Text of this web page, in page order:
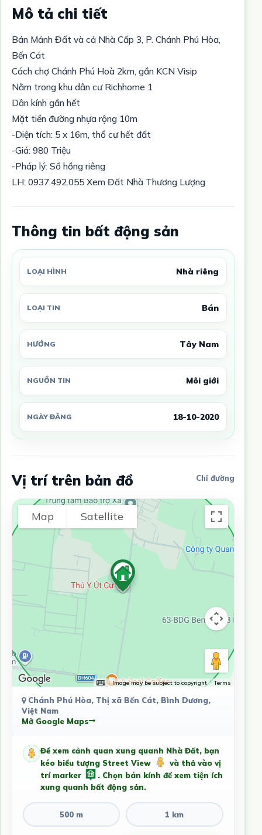
Mô tả chi tiết
Bán Mảnh Đất và cả Nhà Cấp 3, P. Chánh Phú Hòa,
Bến Cát
Cách chợ Chánh Phú Hoà 2km, gần KCN Visip
Nằm trong khu dân cư Richhome 1
Dân kính gần hết
Mặt tiền đường nhựa rộng 10m
-Diện tích: 5 x 16m, thổ cư hết đất
-Giá: 980 Triệu
-Pháp lý: Sổ hồng riêng
LH: 0937.492.055 Xem Đất Nhà Thương Lượng
Thông tin bất động sản
LOẠI HÌNH Nhà riêng
LOẠI TIN Bán
HƯỚNG Tây Nam
NGUỒN TIN Môi giới
NGÀY ĐĂNG 18-10-2020
Vị trí trên bản đồ Chỉ đường
Map Satellite
Image may be subject to copyright Terms
Chánh Phú Hòa, Thị xã Bến Cát, Bình Dương,
Việt Nam
Mở Google Maps
Để xem cảnh quan xung quanh Nhà Đất, bạn
kéo biểu tượng Street View
và thả vào vị
trí marker
. Chọn bán kính để xem tiện ích
xung quanh bất động sản.
500 m 1 km